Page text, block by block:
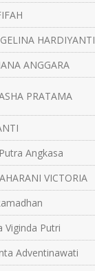
HARDIYANTI
ANGGARA
PRATAMA
Angkasa
VICTORIA
Viginda Putri
Adventinawati